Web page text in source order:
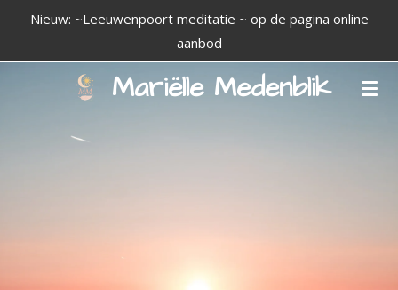
Mariëlle Medenblik
Nieuw: ~Leeuwenpoort meditatie ~ op de pagina online
aanbod